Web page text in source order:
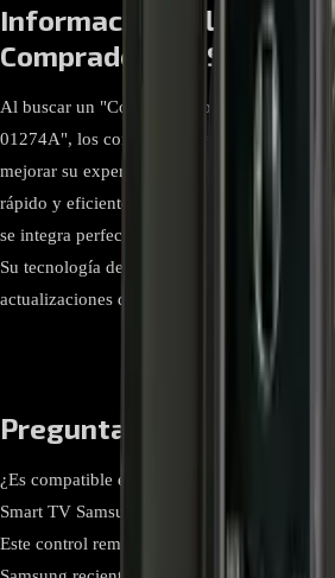
Información Relevante
Compradores y SEO
Al buscar un "Control Remoto Samsung TV
01274A", los compradores se encuentran
mejorar su experiencia televisiva. Este
rápido y eficiente a todas las funciones del
se integra perfectamente con otros
Su tecnología de punta asegura
actualizaciones de software y modelos de TV.
Preguntas Frecuentes
¿Es compatible el control remoto Samsung
Smart TV Samsung?
Este control remoto es compatible con una